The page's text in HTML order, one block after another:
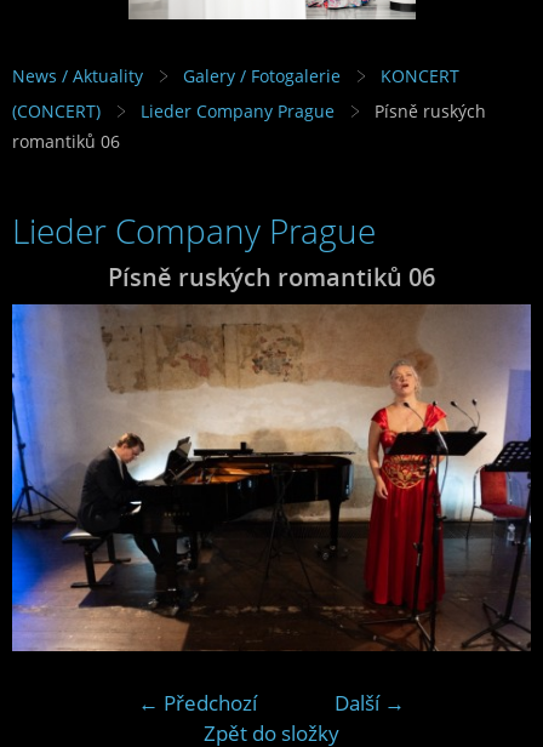
News / Aktuality Galery / Fotogalerie
KONCERT
(CONCERT)
Lieder Company Prague
Písně ruských
romantiků 06
Lieder Company Prague
Písně ruských romantiků 06
← Předchozí
Další →
Zpět do složky